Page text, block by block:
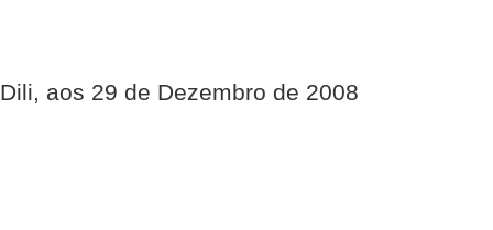
Dili, aos 29 de Dezembro de 2008